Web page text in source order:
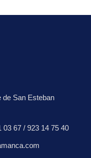
de San Esteban
03 67 / 923 14 75 40